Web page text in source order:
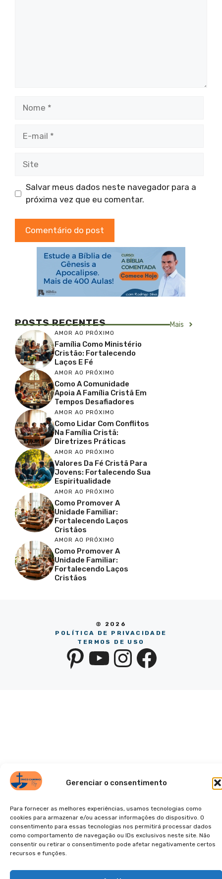
Gerenciar o consentimento
Para fornecer as melhores experiências, usamos tecnologias como
cookies para armazenar e/ou acessar informações do dispositivo. O
consentimento para essas tecnologias nos permitirá processar dados
como comportamento de navegação ou IDs exclusivos neste site. Não
consentir ou retirar o consentimento pode afetar negativamente certos
recursos e funções.
Salvar meus dados neste navegador para a
próxima vez que eu comentar.
POSTS RECENTES Mais
AMOR AO PRÓXIMO
Família Como Ministério
Cristão: Fortalecendo
Laços E Fé
AMOR AO PRÓXIMO
Como A Comunidade
Apoia A Família Cristã Em
Tempos Desafiadores
AMOR AO PRÓXIMO
Como Lidar Com Conflitos
Na Família Cristã:
Diretrizes Práticas
AMOR AO PRÓXIMO
Valores Da Fé Cristã Para
Jovens: Fortalecendo Sua
Espiritualidade
AMOR AO PRÓXIMO
Como Promover A
Unidade Familiar:
Fortalecendo Laços
Cristãos
AMOR AO PRÓXIMO
Como Promover A
Unidade Familiar:
Fortalecendo Laços
Cristãos
© 2026
POLÍTICA DE PRIVACIDADE
TERMOS DE USO
Pinterest
YouTube